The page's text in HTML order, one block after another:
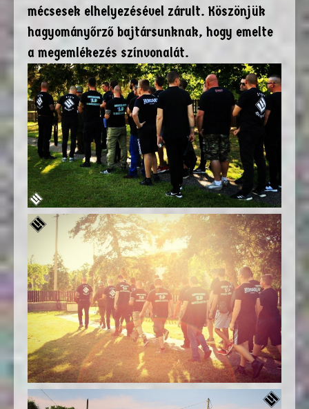
mécsesek elhelyezésével zárult. Köszönjük
hagyományőrző bajtársunknak, hogy emelte
a megemlékezés színvonalát.